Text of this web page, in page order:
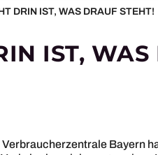
DRIN IST, WAS DRAUF STEHT!
IST, WAS
Bayern